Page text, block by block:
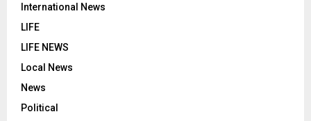
International News
LIFE
LIFE NEWS
Local News
News
Political